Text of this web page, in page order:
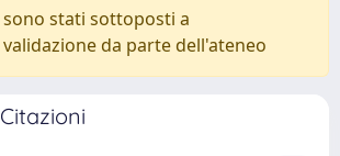
sono stati sottoposti a
validazione da parte dell'ateneo
Citazioni